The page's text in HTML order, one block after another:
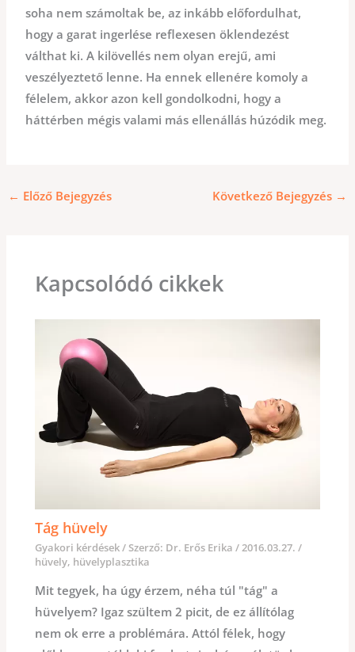
soha nem számoltak be, az inkább előfordulhat,
hogy a garat ingerlése reflexesen öklendezést
válthat ki. A kilövellés nem olyan erejű, ami
veszélyeztető lenne. Ha ennek ellenére komoly a
félelem, akkor azon kell gondolkodni, hogy a
háttérben mégis valami más ellenállás húzódik meg.
← Előző Bejegyzés Következő Bejegyzés →
Kapcsolódó cikkek
Tág hüvely
Gyakori kérdések/ Szerző: Dr. Erős Erika/2016.03.27./
hüvely, hüvelyplasztika
Mit tegyek, ha úgy érzem, néha túl "tág" a
hüvelyem? Igaz szültem 2 picit, de ez állítólag
nem ok erre a problémára. Attól félek, hogy